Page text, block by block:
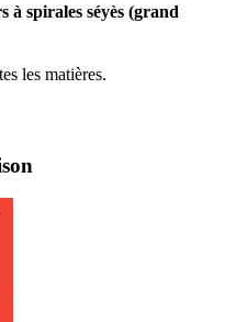
spirales séyès (grand
les matières.